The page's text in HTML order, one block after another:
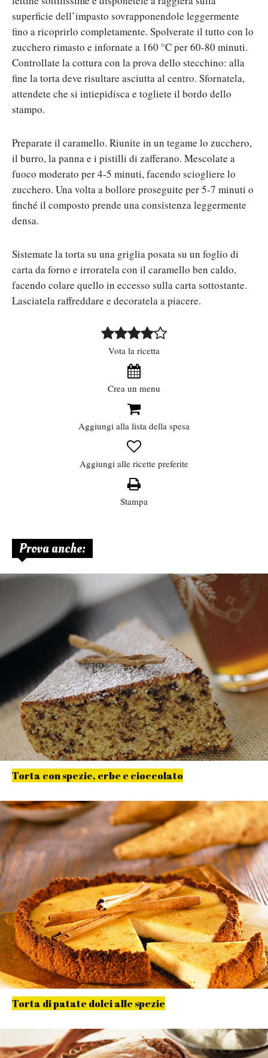
superficie dell’impasto sovrapponendole leggermente
fino a ricoprirlo completamente. Spolverate il tutto con lo
zucchero rimasto e infornate a 160 °C per 60-80 minuti.
Controllate la cottura con la prova dello stecchino: alla
fine la torta deve risultare asciutta al centro. Sfornatela,
attendete che si intiepidisca e togliete il bordo dello
stampo.
Preparate il caramello. Riunite in un tegame lo zucchero,
il burro, la panna e i pistilli di zafferano. Mescolate a
fuoco moderato per 4-5 minuti, facendo sciogliere lo
zucchero. Una volta a bollore proseguite per 5-7 minuti o
finché il composto prende una consistenza leggermente
densa.
Sistemate la torta su una griglia posata su un foglio di
carta da forno e irroratela con il caramello ben caldo,
facendo colare quello in eccesso sulla carta sottostante.
Lasciatela raffreddare e decoratela a piacere.
Vota la ricetta
Crea un menu
Aggiungi alla lista della spesa
Aggiungi alle ricette preferite
Stampa
Prova anche:
Torta con spezie, erbe e cioccolato
Torta di patate dolci alle spezie